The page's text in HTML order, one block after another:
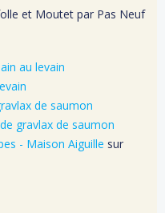
et Moutet par Pas Neuf
au levain
de saumon
gravlax de saumon
- Maison Aiguille sur